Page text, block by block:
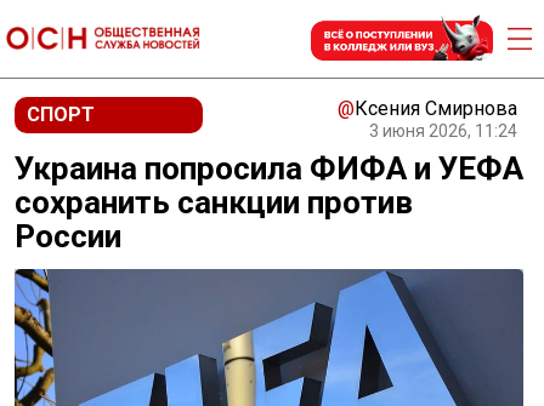
СПОРТ @Ксения Смирнова
3 июня 2026, 11:24
Украина попросила ФИФА и УЕФА
сохранить санкции против
России